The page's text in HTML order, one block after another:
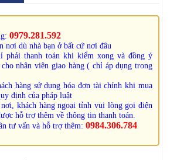
0979.281.592
nơi dù nhà bạn ở bất cứ nơi đâu
phải thanh toán khi kiểm xong và đồng ý
nhân viên giao hàng ( chỉ áp dụng trong
hàng sử dụng hóa đơn tài chính khi mua
định của pháp luật
khách hàng ngoại tỉnh vui lòng gọi điện
hỗ trợ thêm về thông tin thanh toán.
tư vấn và hỗ trợ thêm: 0984.306.784